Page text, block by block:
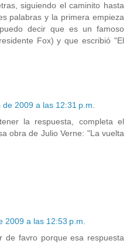
siguiendo el caminito hasta
palabras y la primera empieza
decir que es un famoso
Fox) y que escribió "El
de 2009 a las 12:31 p.m.
la respuesta, completa el
obra de Julio Verne: "La vuelta
2009 a las 12:53 p.m.
de favro porque esa respuesta